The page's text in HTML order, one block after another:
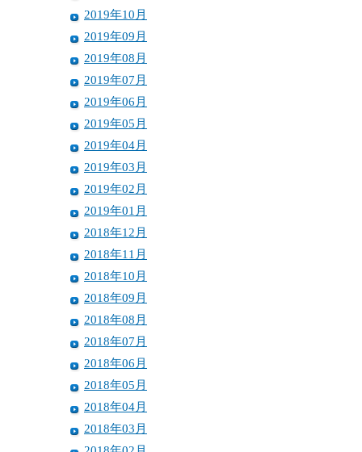
2019年10月
2019年09月
2019年08月
2019年07月
2019年06月
2019年05月
2019年04月
2019年03月
2019年02月
2019年01月
2018年12月
2018年11月
2018年10月
2018年09月
2018年08月
2018年07月
2018年06月
2018年05月
2018年04月
2018年03月